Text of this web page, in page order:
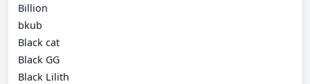
Billion
bkub
Black cat
Black GG
Black Lilith